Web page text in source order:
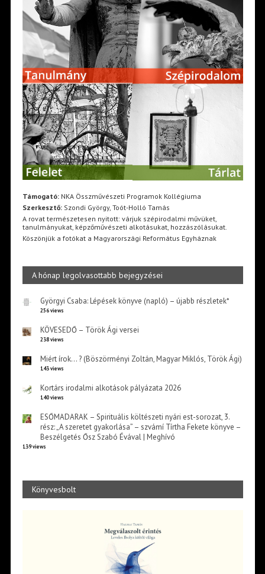
Támogató:NKA Összművészeti Programok Kollégiuma
Szerkesztő:Szondi György, Toót-Holló Tamás
A rovat természetesen nyitott: várjuk szépirodalmi művüket,
tanulmányukat, képzőművészeti alkotásukat, hozzászólásukat.
Köszönjük a fotókat a Magyarországi Református Egyháznak
A hónap legolvasottabb bejegyzései
Györgyi Csaba: Lépések könyve (napló) – újabb részletek*
256 views
KÖVESEDŐ – Török Ági versei
238 views
Miért írok… ? (Böszörményi Zoltán, Magyar Miklós, Török Ági)
143 views
Kortárs irodalmi alkotások pályázata 2026
140 views
ESŐMADARAK – Spirituális költészeti nyári est-sorozat, 3.
rész: „A szeretet gyakorlása” – szvámí Tírtha Fekete könyve –
Beszélgetés Ősz Szabó Évával | Meghívó
139 views
Könyvesbolt